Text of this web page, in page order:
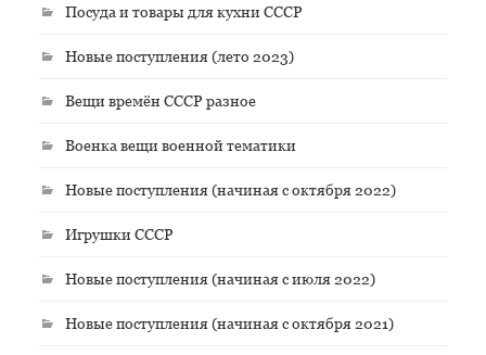
Посуда и товары для кухни СССР
Новые поступления (лето 2023)
Вещи времён СССР разное
Военка вещи военной тематики
Новые поступления (начиная с октября 2022)
Игрушки СССР
Новые поступления (начиная с июля 2022)
Новые поступления (начиная с октября 2021)